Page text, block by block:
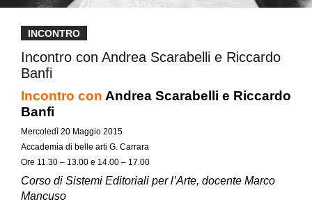
INCONTRO
Incontro con Andrea Scarabelli e Riccardo
Banfi
Incontro con Andrea Scarabelli e Riccardo
Banfi
Mercoledì 20 Maggio 2015
Accademia di belle arti G. Carrara
Ore 11.30 – 13.00 e 14.00 – 17.00
Corso di Sistemi Editoriali per l’Arte, docente Marco
Mancuso